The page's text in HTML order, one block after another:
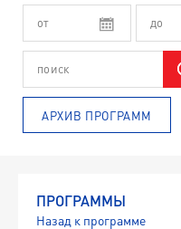
АРХИВ ПРОГРАММ
ПРОГРАММЫ
Назад к программе